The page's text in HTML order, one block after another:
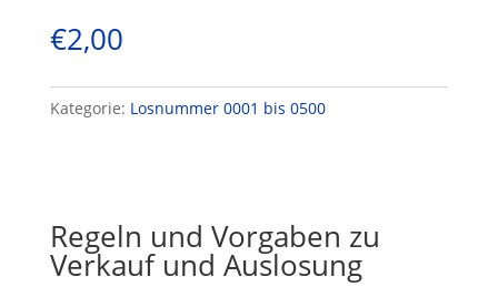
€2,00
Kategorie: Losnummer 0001 bis 0500
Regeln und Vorgaben zu
Verkauf und Auslosung